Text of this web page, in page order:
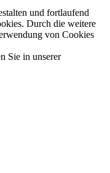
und fortlaufend
Durch die weitere
von Cookies
Sie in unserer